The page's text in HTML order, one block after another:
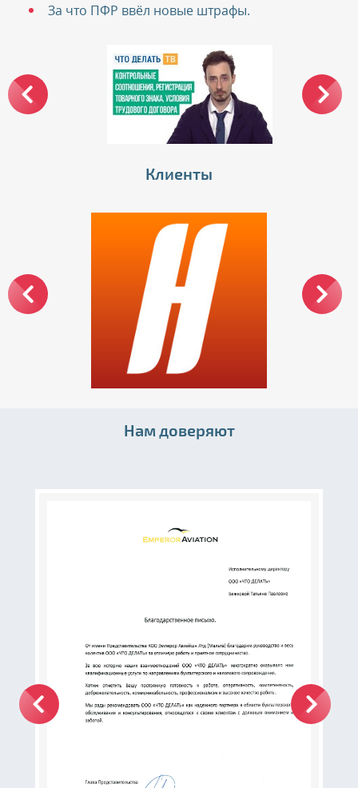
За что ПФР ввёл новые штрафы.
Клиенты
Нам доверяют